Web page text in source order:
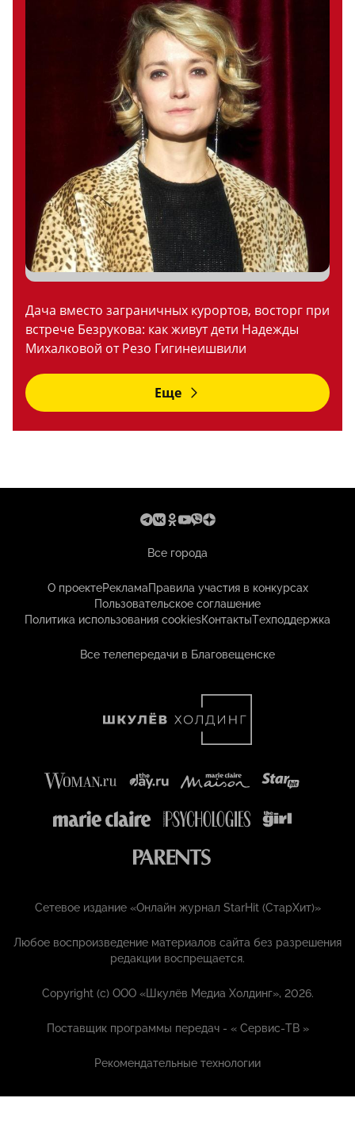
Дача вместо заграничных курортов, восторг при
встрече Безрукова: как живут дети Надежды
Михалковой от Резо Гигинеишвили
Еще
Все города
О проектеРекламаПравила участия в конкурсах
Пользовательское соглашение
Политика использования cookiesКонтактыТехподдержка
Все телепередачи в Благовещенске
Сетевое издание «Онлайн журнал StarHit (СтарХит)»
Любое воспроизведение материалов сайта без разрешения
редакции воспрещается.
Copyright (с) ООО «Шкулёв Медиа Холдинг», 2026.
Поставщик программы передач - «Сервис-ТВ »
Рекомендательные технологии